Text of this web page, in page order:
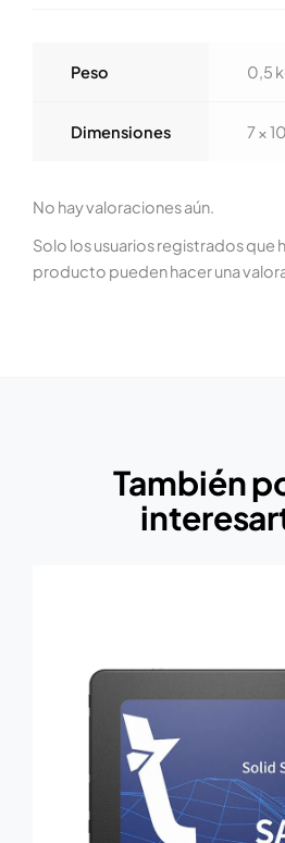
Peso 0,5
Dimensiones 7 ×
No hay valoraciones aún.
Solo los usuarios registrados que
producto pueden hacer una
También